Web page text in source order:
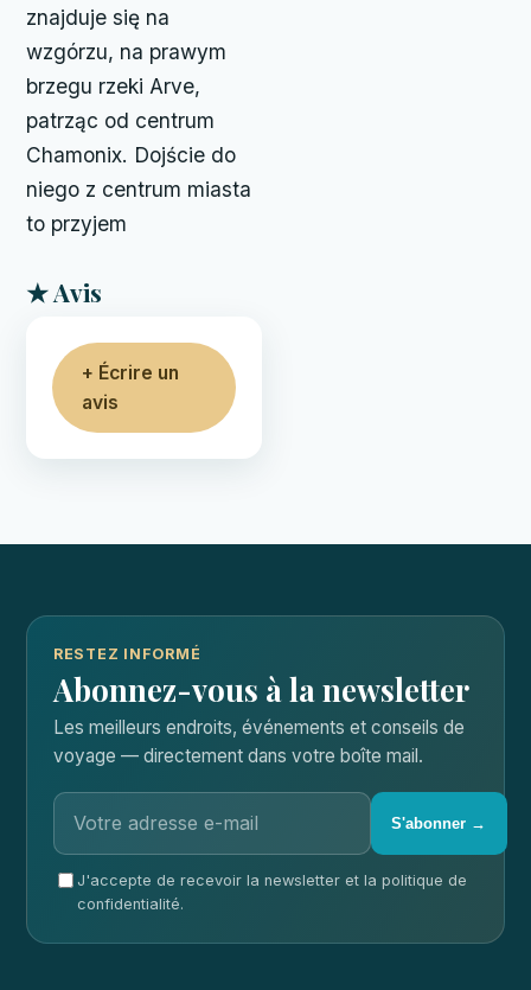
znajduje się na
wzgórzu, na prawym
brzegu rzeki Arve,
patrząc od centrum
Chamonix. Dojście do
niego z centrum miasta
to przyjem
★ Avis
+ Écrire un
avis
RESTEZ INFORMÉ
Abonnez-vous à la newsletter
Les meilleurs endroits, événements et conseils de
voyage — directement dans votre boîte mail.
S'abonner →
J'accepte de recevoir la newsletter et la politique de
confidentialité.